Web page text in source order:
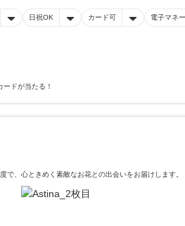
日祝OK カード可 電子マネ
ドが当たる！
で、心ときめく素敵なお花との出会いをお届けします。